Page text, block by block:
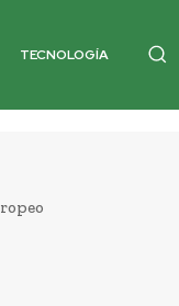
TECNOLOGÍA